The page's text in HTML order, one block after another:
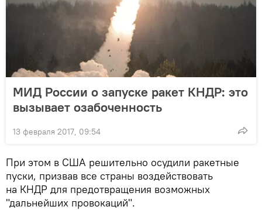
МИД России о запуске ракет КНДР: это
вызывает озабоченность
13 февраля 2017, 09:54
При этом в США решительно осудили ракетные
пуски, призвав все страны воздействовать
на КНДР для предотвращения возможных
"дальнейших провокаций".